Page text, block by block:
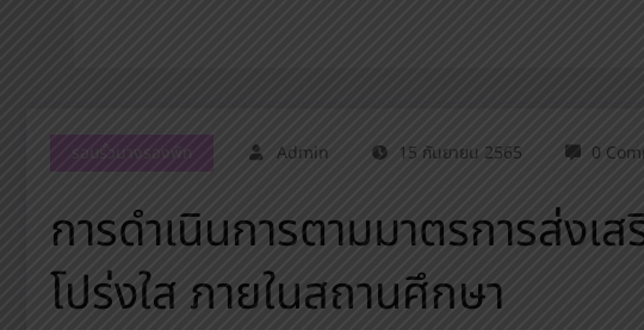
รอบรั้วนางรองพิท Admin 15 กันยายน 2565 0
การดำเนินการตามมาตรการส่ง
โปร่งใส ภายในสถานศึกษา